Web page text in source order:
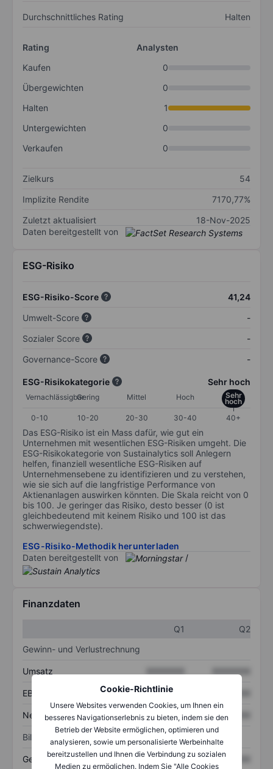
Cookie-Richtlinie
Unsere Websites verwenden Cookies, um Ihnen ein
besseres Navigationserlebnis zu bieten, indem sie den
Betrieb der Website ermöglichen, optimieren und
analysieren, sowie um personalisierte Werbeinhalte
bereitzustellen und Ihnen die Verbindung zu sozialen
Medien zu ermöglichen. Indem Sie "Alle Cookies
Durchschnittliches Rating Halten
Rating
Analysten
Kaufen
0
Übergewichten
0
Halten
1
Untergewichten
0
Verkaufen
0
Zielkurs
54
Implizite Rendite
7170,77%
Zuletzt aktualisiert
18-Nov-2025
Daten bereitgestellt von
ESG-Risiko
ESG-Risiko-Score
41,24
Umwelt-Score
-
Sozialer Score
-
Governance-Score
-
ESG-Risikokategorie Sehr hoch
VernachlässigbarGering Mittel Hoch Sehr
hoch
0-10
10-20 20-30 30-40 40+
Das ESG-Risiko ist ein Mass dafür, wie gut ein
Unternehmen mit wesentlichen ESG-Risiken umgeht. Die
ESG-Risikokategorie von Sustainalytics soll Anlegern
helfen, finanziell wesentliche ESG-Risiken auf
Unternehmensebene zu identifizieren und zu verstehen,
wie sie sich auf die langfristige Performance von
Aktienanlagen auswirken könnten. Die Skala reicht von 0
bis 100. Je geringer das Risiko, desto besser (0 ist
gleichbedeutend mit keinem Risiko und 100 ist das
schwerwiegendste).
ESG-Risiko-Methodik herunterladen
Daten bereitgestellt von
/
Finanzdaten
Q1
Q2
Gewinn- und Verlustrechnung
Umsatz
EBITDA XXXXXXX
Nettoeinkommen XXXXXXX XXXXXXX
Bilanz
Gesamtvermögen XXXXXXX XXXXXXX